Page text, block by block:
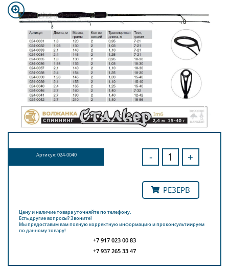
Артикул: 024-0040 - +
РЕЗЕРВ
Цену и наличие товара уточняйте по телефону.
Есть другие вопросы? Звоните!
Мы предоставим вам полную корректную информацию и проконсультиируем
по данному товару!
+7 917 023 00 83
+7 937 265 33 47